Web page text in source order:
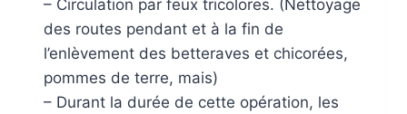
– Circulation par feux tricolores. (Nettoyage
des routes pendant et à la fin de
l’enlèvement des betteraves et chicorées,
pommes de terre, mais)
– Durant la durée de cette opération, les